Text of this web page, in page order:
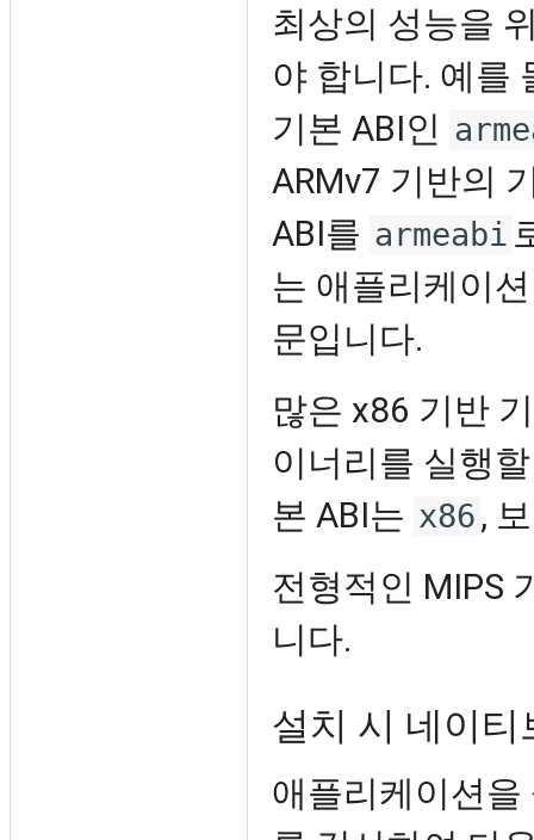
최상의 성능을
야 합니다. 예를
기본 ABI인
ARMv7 기반의
ABI를 armeabi
는 애플리케이
문입니다.
많은 x86 기반
이너리를 실행
본 ABI는 x86 ,
전형적인 MIPS
니다.
설치 시 네이
애플리케이션을